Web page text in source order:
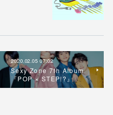
2020.02.05 07:02
Sexy Zone 7th Album
『POP × STEP!?』